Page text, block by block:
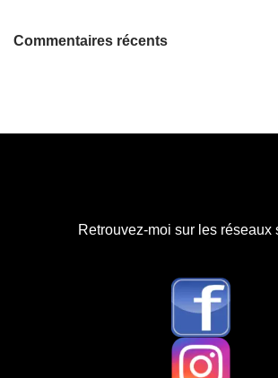
Commentaires récents
Retrouvez-moi sur les réseaux